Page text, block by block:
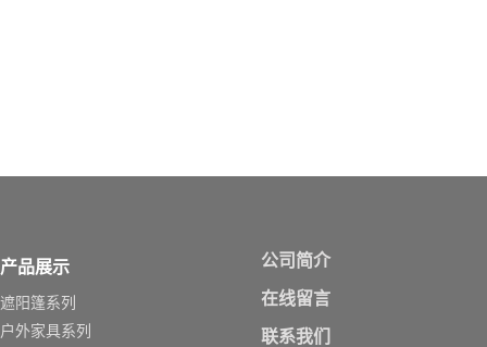
产品展示
遮阳篷系列
户外家具系列
公司简介
在线留言
联系我们